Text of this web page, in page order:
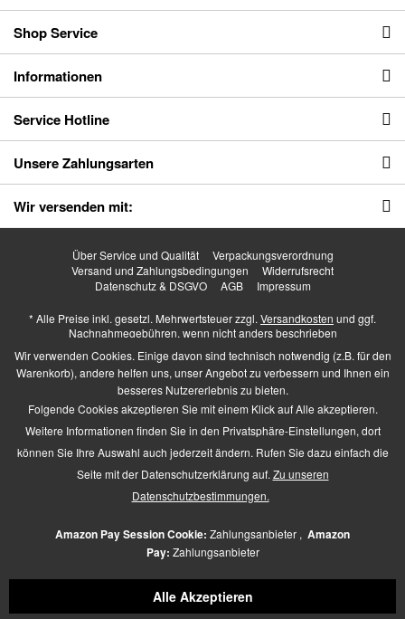
Shop Service
Informationen
Service Hotline
Unsere Zahlungsarten
Wir versenden mit:
Über Service und Qualität
Verpackungsverordnung
Versand und Zahlungsbedingungen
Widerrufsrecht
Datenschutz & DSGVO
AGB Impressum
* Alle Preise inkl. gesetzl. Mehrwertsteuer zzgl. Versandkosten und ggf.
Nachnahmegebühren, wenn nicht anders beschrieben
Higher Heels - All Rights Reserved. Design byTC-Innovations GmbH
Wir verwenden Cookies. Einige davon sind technisch notwendig (z.B. für den
Warenkorb), andere helfen uns, unser Angebot zu verbessern und Ihnen ein
besseres Nutzererlebnis zu bieten.
Folgende Cookies akzeptieren Sie mit einem Klick auf Alle akzeptieren.
Weitere Informationen finden Sie in den Privatsphäre-Einstellungen, dort
können Sie Ihre Auswahl auch jederzeit ändern. Rufen Sie dazu einfach die
Seite mit der Datenschutzerklärung auf. Zu unseren
Datenschutzbestimmungen.
Amazon Pay Session Cookie: Zahlungsanbieter , Amazon
Pay: Zahlungsanbieter
Alle Akzeptieren
Barrierefrei Hilfswerkzeuge
Kontrast +
Links hervorheben
Größerer Text
Zusätzliche Beschreibung
Navigation per Tab-Taste